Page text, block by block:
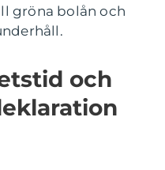
gröna bolån och
och